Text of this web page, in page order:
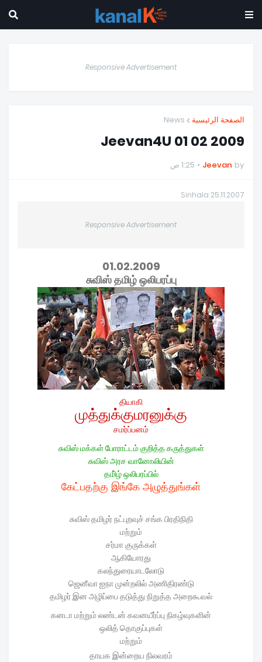
Responsive Advertisement
الصفحة الرئيسية News
Jeevan4U 01 02 2009
by
Jeevan 1:25 ص
Sinhala 25.11.2007
Responsive Advertisement
01.02.2009
சுவிஸ் தமிழ் ஒலிபரப்பு
தியாகி
முத்துக்குமரனுக்கு
சமர்ப்பனம்
சுவிஸ் மக்கள் போராட்டம் குறித்த கருத்துகள்
சுவிஸ் அரச வானோலியின்
தமி்ழ் ஒலிபரப்பில்
கேட்பதற்கு இங்கே அழுத்துங்கள்
சுவிஸ் தமிழர் நட்புறவுச் சங்க பிரதிநிதி
மற்றும்
சர்மா குருக்கள்
ஆகியோரது
கலந்துரையாடலோடு
ஜெனீவா ஐநா முன்றலில் அணிதிரண்டு
தமிழர் இன அழிப்பை தடுத்து நிறுத்த அறைகூவல்
கனடா மற்றும் லண்டன் கவனயீர்ப்பு நிகழ்வுகளின்
ஒலித் தொகுப்புகள்
மற்றும்
தாயக இன்றைய நிலவரம்